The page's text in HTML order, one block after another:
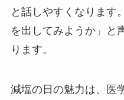
と話しやすくなります
を出してみようか」と
ります。
減塩の日の魅力は、医